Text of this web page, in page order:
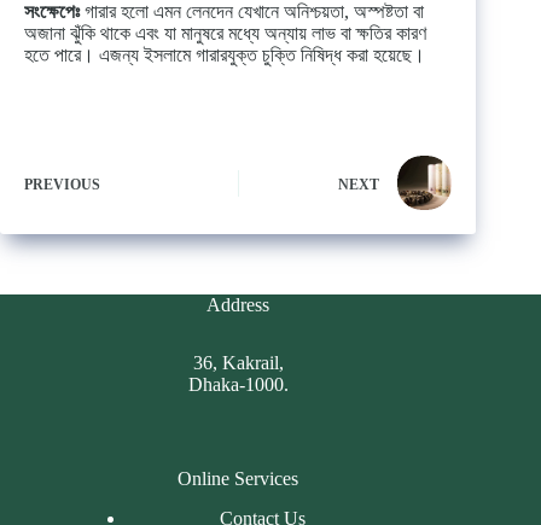
সংক্ষেপেঃগারার হলো এমন লেনদেন যেখানে অনিশ্চয়তা, অস্পষ্টতা বা
অজানা ঝুঁকি থাকে এবং যা মানুষরে মধ্যে অন্যায় লাভ বা ক্ষতির কারণ
হতে পারে। এজন্য ইসলামে গারারযুক্ত চুক্তি নিষিদ্ধ করা হয়েছে।
PREVIOUS NEXT
Address
36, Kakrail,
Dhaka-1000.
Online Services
Contact Us